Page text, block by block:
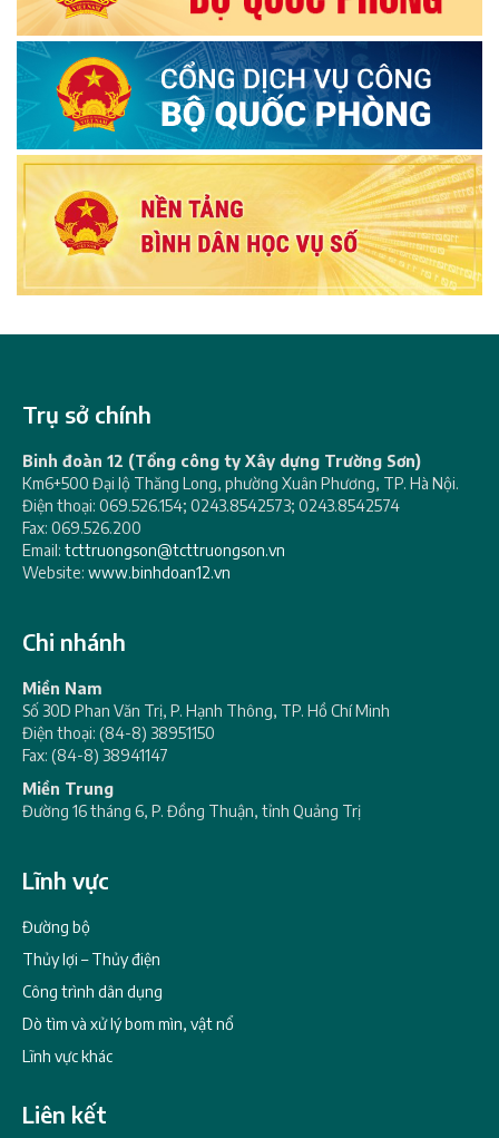
Trụ sở chính
Binh đoàn 12 (Tổng công ty Xây dựng Trường Sơn)
Km6+500 Đại lộ Thăng Long, phường Xuân Phương, TP. Hà Nội.
Điện thoại: 069.526.154; 0243.8542573; 0243.8542574
Fax: 069.526.200
Email: tcttruongson@tcttruongson.vn
Website: www.binhdoan12.vn
Chi nhánh
Miền Nam
Số 30D Phan Văn Trị, P. Hạnh Thông, TP. Hồ Chí Minh
Điện thoại: (84-8) 38951150
Fax: (84-8) 38941147
Miền Trung
Đường 16 tháng 6, P. Đồng Thuận, tỉnh Quảng Trị
Lĩnh vực
Đường bộ
Thủy lợi – Thủy điện
Công trình dân dụng
Dò tìm và xử lý bom mìn, vật nổ
Lĩnh vực khác
Liên kết